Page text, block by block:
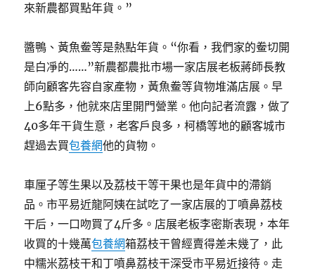
來新農都買點年貨。”
醬鴨、黃魚鲞等是熱點年貨。“你看，我們家的鲞切開
是白凈的……”新農都農批市場一家店展老板蔣師長教
師向顧客先容自家產物，黃魚鲞等貨物堆滿店展。早
上6點多，他就來店里開門營業。他向記者流露，做了
40多年干貨生意，老客戶良多，柯橋等地的顧客城市
趕過去買包養網他的貨物。
車厘子等生果以及荔枝干等干果也是年貨中的滯銷
品。市平易近龍阿姨在試吃了一家店展的丁噴鼻荔枝
干后，一口吻買了4斤多。店展老板李密斯表現，本年
收買的十幾萬包養網箱荔枝干曾經賣得差未幾了，此
中糯米荔枝干和丁噴鼻荔枝干深受市平易近接待。走